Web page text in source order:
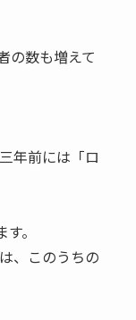
の数も増えて
年前には「ロ
。
、このうちの